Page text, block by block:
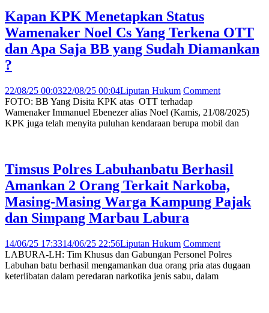
Kapan KPK Menetapkan Status
Wamenaker Noel Cs Yang Terkena OTT
dan Apa Saja BB yang Sudah Diamankan
?
22/08/25 00:0322/08/25 00:04Liputan Hukum Comment
FOTO: BB Yang Disita KPK atas OTT terhadap
Wamenaker Immanuel Ebenezer alias Noel (Kamis, 21/08/2025)
KPK juga telah menyita puluhan kendaraan berupa mobil dan
Timsus Polres Labuhanbatu Berhasil
Amankan 2 Orang Terkait Narkoba,
Masing-Masing Warga Kampung Pajak
dan Simpang Marbau Labura
14/06/25 17:3314/06/25 22:56Liputan Hukum Comment
LABURA-LH: Tim Khusus dan Gabungan Personel Polres
Labuhan batu berhasil mengamankan dua orang pria atas dugaan
keterlibatan dalam peredaran narkotika jenis sabu, dalam